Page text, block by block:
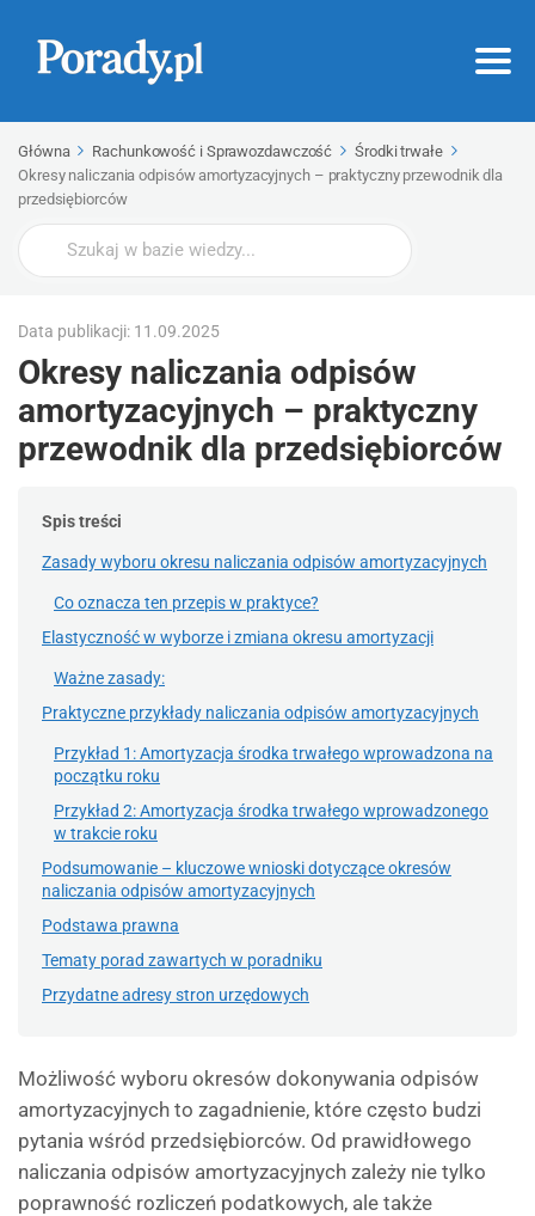
Główna Rachunkowość i Sprawozdawczość
Środki trwałe
Okresy naliczania odpisów amortyzacyjnych – praktyczny przewodnik dla
przedsiębiorców
Wyszukaj
Data publikacji: 11.09.2025
Okresy naliczania odpisów
amortyzacyjnych – praktyczny
przewodnik dla przedsiębiorców
Spis treści
Zasady wyboru okresu naliczania odpisów amortyzacyjnych
Co oznacza ten przepis w praktyce?
Elastyczność w wyborze i zmiana okresu amortyzacji
Ważne zasady:
Praktyczne przykłady naliczania odpisów amortyzacyjnych
Przykład 1: Amortyzacja środka trwałego wprowadzona na
początku roku
Przykład 2: Amortyzacja środka trwałego wprowadzonego
w trakcie roku
Podsumowanie – kluczowe wnioski dotyczące okresów
naliczania odpisów amortyzacyjnych
Podstawa prawna
Tematy porad zawartych w poradniku
Przydatne adresy stron urzędowych
Możliwość wyboru okresów dokonywania odpisów
amortyzacyjnych to zagadnienie, które często budzi
pytania wśród przedsiębiorców. Od prawidłowego
naliczania odpisów amortyzacyjnych zależy nie tylko
poprawność rozliczeń podatkowych, ale także